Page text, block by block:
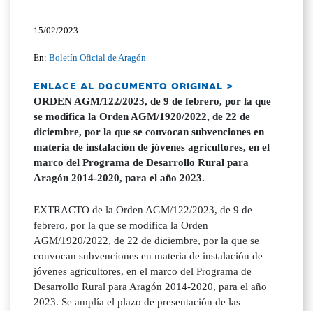
15/02/2023
En:Boletín Oficial de Aragón
ENLACE AL DOCUMENTO ORIGINAL >
ORDEN AGM/122/2023, de 9 de febrero, por la que
se modifica la Orden AGM/1920/2022, de 22 de
diciembre, por la que se convocan subvenciones en
materia de instalación de jóvenes agricultores, en el
marco del Programa de Desarrollo Rural para
Aragón 2014-2020, para el año 2023.
EXTRACTO de la Orden AGM/122/2023, de 9 de
febrero, por la que se modifica la Orden
AGM/1920/2022, de 22 de diciembre, por la que se
convocan subvenciones en materia de instalación de
jóvenes agricultores, en el marco del Programa de
Desarrollo Rural para Aragón 2014-2020, para el año
2023. Se amplía el plazo de presentación de las